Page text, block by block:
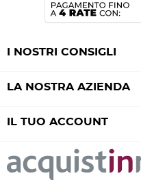
I NOSTRI CONSIGLI
LA NOSTRA AZIENDA
IL TUO ACCOUNT